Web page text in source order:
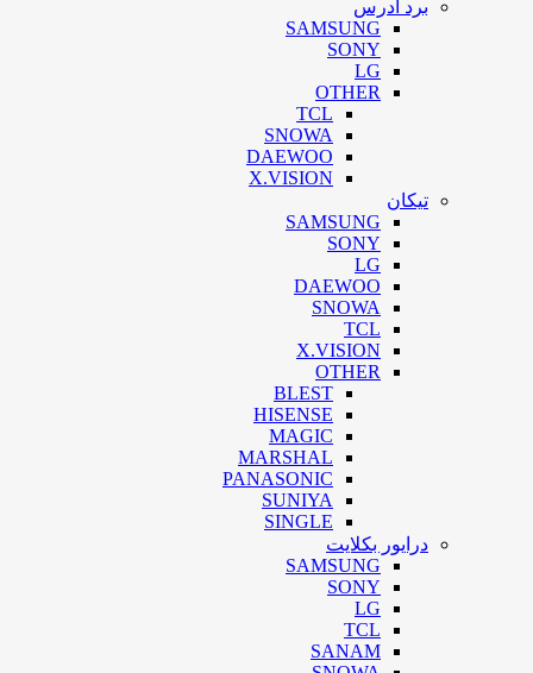
برد آدرس
SAMSUNG
SONY
LG
OTHER
TCL
SNOWA
DAEWOO
X.VISION
تیکان
SAMSUNG
SONY
LG
DAEWOO
SNOWA
TCL
X.VISION
OTHER
BLEST
HISENSE
MAGIC
MARSHAL
PANASONIC
SUNIYA
SINGLE
درایور بکلایت
SAMSUNG
SONY
LG
TCL
SANAM